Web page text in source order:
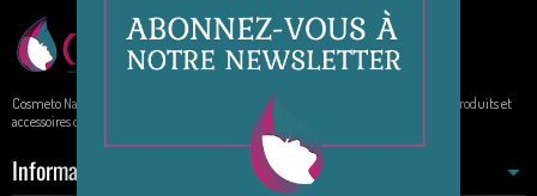
Cosmeto Nature, votre boutique de beauté au naturel. Elle propose à la vente des produits et
accessoires de beauté sur internet.
Informations